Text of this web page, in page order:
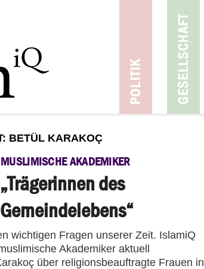
BETÜL KARAKOÇ
MUSLIMISCHE AKADEMIKER
„Trägerinnen des
Gemeindelebens“
wichtigen Fragen unserer Zeit. IslamiQ
Akademiker aktuell
über religionsbeauftragte Frauen in